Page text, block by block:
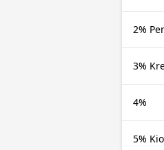
2%
3%
4%
5%